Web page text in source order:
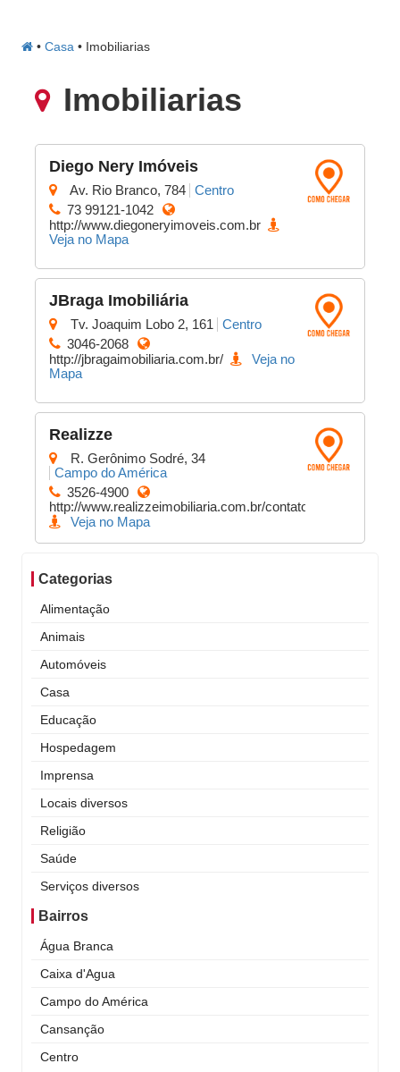
• Casa •Imobiliarias
Imobiliarias
Diego Nery Imóveis
Av. Rio Branco, 784 Centro
73 99121-1042
http://www.diegoneryimoveis.com.br
Veja no Mapa
JBraga Imobiliária
Tv. Joaquim Lobo 2, 161
Centro
3046-2068
http://jbragaimobiliaria.com.br/
Veja no
Mapa
Realizze
R. Gerônimo Sodré, 34
Campo do América
3526-4900
http://www.realizzeimobiliaria.com.br/contato/
Veja no Mapa
Categorias
Alimentação
Animais
Automóveis
Casa
Educação
Hospedagem
Imprensa
Locais diversos
Religião
Saúde
Serviços diversos
Bairros
Água Branca
Caixa d'Agua
Campo do América
Cansanção
Centro